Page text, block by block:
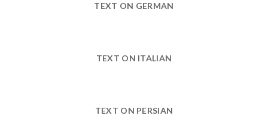
TEXT ON GERMAN
TEXT ON ITALIAN
TEXT ON PERSIAN